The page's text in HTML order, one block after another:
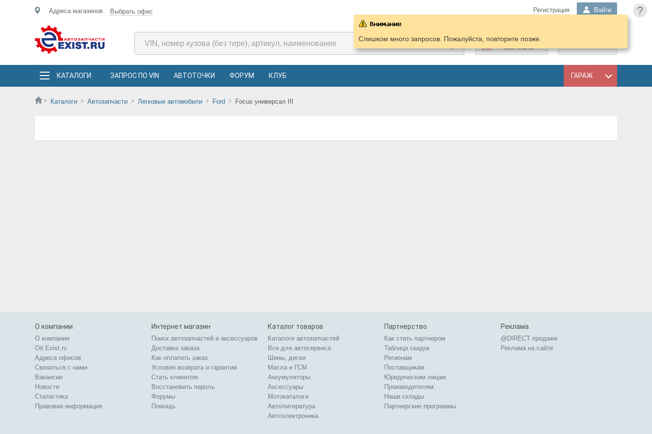
?
Адреса магазинов Выбрать офис Регистрация Войти
ПОДОБРАТЬ
ЗАПЧАСТИ
КАТАЛОГИ ЗАПРОС ПО VIN АВТОТОЧКИ ФОРУМ КЛУБ ГАРАЖ
Каталоги Автозапчасти Легковые автомобили Ford Focus универсал III
Слишком много запросов. Пожалуйста, повторите позже.
О компании
О компании
Об Exist.ru
Адреса офисов
Связаться с нами
Вакансии
Новости
Статистика
Правовая информация
Интернет магазин
Поиск автозапчастей и аксессуаров
Доставка заказа
Как оплатить заказ
Условия возврата и гарантии
Стать клиентом
Восстановить пароль
Форумы
Помощь
Каталог товаров
Каталоги автозапчастей
Все для автосервиса
Шины, диски
Масла и ГСМ
Аккумуляторы
Аксессуары
Мотокаталоги
Автолитература
Автоэлектроника
Партнерство
Как стать партнером
Таблица скидок
Регионам
Поставщикам
Юридическим лицам
Производителям
Наши склады
Партнерские программы
Реклама
@DIRECT продажи
Реклама на сайте